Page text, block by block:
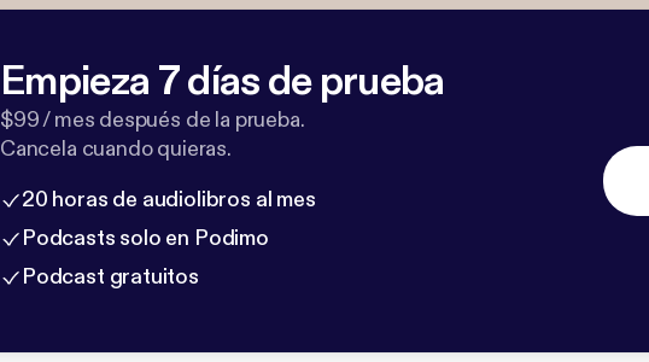
Empieza 7 días de prueba
$99 / mes después de la prueba.
Cancela cuando quieras.
20 horas de audiolibros al mes
Podcasts solo en Podimo
Podcast gratuitos